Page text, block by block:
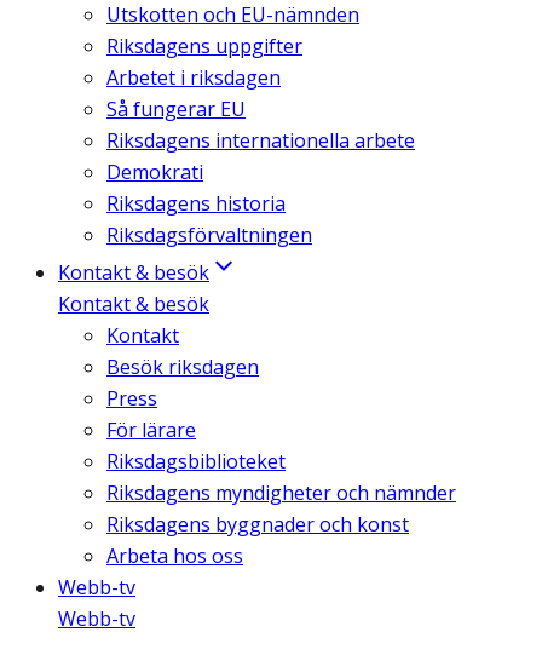
Utskotten och EU-nämnden
Riksdagens uppgifter
Arbetet i riksdagen
Så fungerar EU
Riksdagens internationella arbete
Demokrati
Riksdagens historia
Riksdagsförvaltningen
Kontakt & besök
Kontakt & besök
Kontakt
Besök riksdagen
Press
För lärare
Riksdagsbiblioteket
Riksdagens myndigheter och nämnder
Riksdagens byggnader och konst
Arbeta hos oss
Webb-tv
Webb-tv